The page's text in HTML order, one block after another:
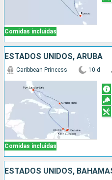
Comidas incluidas
ESTADOS UNIDOS, ARUBA
Comidas incluidas
Caribbean Princess 10 d